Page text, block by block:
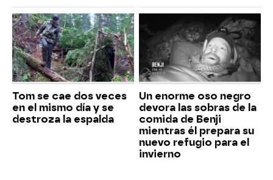
Tom se cae dos veces
en el mismo día y se
destroza la espalda
Un enorme oso negro
devora las sobras de la
comida de Benji
mientras él prepara su
nuevo refugio para el
invierno